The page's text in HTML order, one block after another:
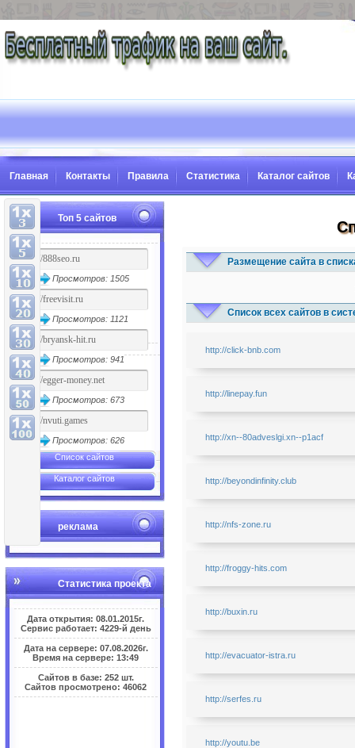
Главная Контакты Правила Статистика Каталог сайтов
Топ 5 сайтов
Просмотров: 1505
Просмотров: 1121
Просмотров: 941
Просмотров: 673
Просмотров: 626
Список сайтов
Каталог сайтов
реклама
Статистика проекта
Дата открытия: 08.01.2015г.
Сервис работает: 4229-й день
Дата на сервере: 07.08.2026г.
Время на сервере: 13:49
Сайтов в базе: 252 шт.
Сайтов просмотрено: 46062
Размещение сайта в
Список всех сайтов в
http://click-bnb.com
http://linepay.fun
http://xn--80adveslgi.xn--p1acf
http://beyondinfinity.club
http://nfs-zone.ru
http://froggy-hits.com
http://buxin.ru
http://evacuator-istra.ru
http://serfes.ru
http://youtu.be